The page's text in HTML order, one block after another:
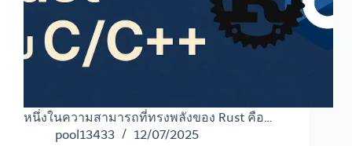
หนึ่งในความสามารถที่ทรงพลังของ Rust คือ…
pool13433
12/07/2025